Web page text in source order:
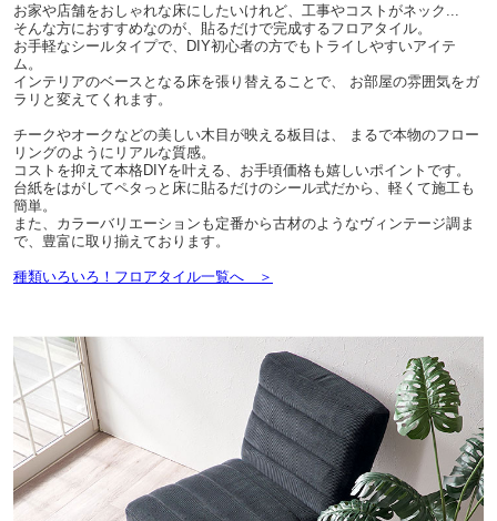
お家や店舗をおしゃれな床にしたいけれど、工事やコストがネック...
そんな方におすすめなのが、貼るだけで完成するフロアタイル。
お手軽なシールタイプで、DIY初心者の方でもトライしやすいアイテ
ム。
インテリアのベースとなる床を張り替えることで、 お部屋の雰囲気をガ
ラリと変えてくれます。
チークやオークなどの美しい木目が映える板目は、 まるで本物のフロー
リングのようにリアルな質感。
コストを抑えて本格DIYを叶える、お手頃価格も嬉しいポイントです。
台紙をはがしてペタっと床に貼るだけのシール式だから、軽くて施工も
簡単。
また、カラーバリエーションも定番から古材のようなヴィンテージ調ま
で、豊富に取り揃えております。
種類いろいろ！フロアタイル一覧へ ＞